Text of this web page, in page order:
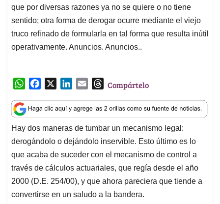
que por diversas razones ya no se quiere o no tiene
sentido; otra forma de derogar ocurre mediante el viejo
truco refinado de formularla en tal forma que resulta inútil
operativamente. Anuncios. Anuncios..
W
a
t
s
A
p
p
c
e
b
o
o
k
n
k
e
d
I
n
a
i
l
T
r
e
a
d
s
Compártelo
Hay dos maneras de tumbar un mecanismo legal:
derogándolo o dejándolo inservible. Esto último es lo
que acaba de suceder con el mecanismo de control a
través de cálculos actuariales, que regía desde el año
2000 (D.E. 254/00), y que ahora pareciera que tiende a
convertirse en un saludo a la bandera.